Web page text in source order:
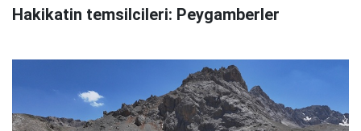
Hakikatin temsilcileri: Peygamberler